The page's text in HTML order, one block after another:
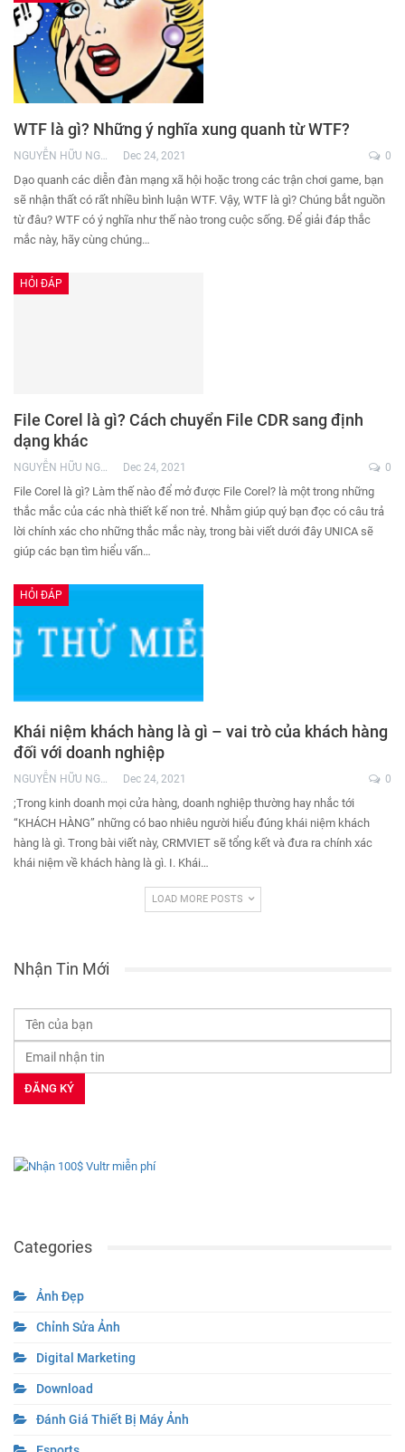
WTF là gì? Những ý nghĩa xung quanh từ WTF?
Dec 24, 2021 0
Dạo quanh các diễn đàn mạng xã hội hoặc trong các trận chơi game, bạn
sẽ nhận thất có rất nhiều bình luận WTF. Vậy, WTF là gì? Chúng bắt nguồn
từ đâu? WTF có ý nghĩa như thế nào trong cuộc sống. Để giải đáp thắc
mắc này, hãy cùng chúng…
HỎI ĐÁP
File Corel là gì? Cách chuyển File CDR sang định
dạng khác
NGUYỄN HỮU NGHĨA Dec 24, 2021 0
File Corel là gì? Làm thế nào để mở được File Corel? là một trong những
thắc mắc của các nhà thiết kế non trẻ. Nhằm giúp quý bạn đọc có câu trả
lời chính xác cho những thắc mắc này, trong bài viết dưới đây UNICA sẽ
giúp các bạn tìm hiểu vấn…
HỎI ĐÁP
Khái niệm khách hàng là gì – vai trò của khách hàng
đối với doanh nghiệp
NGUYỄN HỮU NGHĨA Dec 24, 2021 0
;Trong kinh doanh mọi cửa hàng, doanh nghiệp thường hay nhắc tới
“KHÁCH HÀNG” những có bao nhiêu người hiểu đúng khái niệm khách
hàng là gì. Trong bài viết này, CRMVIET sẽ tổng kết và đưa ra chính xác
khái niệm về khách hàng là gì. I. Khái…
LOAD MORE POSTS
Nhận Tin Mới
Categories
Ảnh Đẹp
Chỉnh Sửa Ảnh
Digital Marketing
Download
Đánh Giá Thiết Bị Máy Ảnh